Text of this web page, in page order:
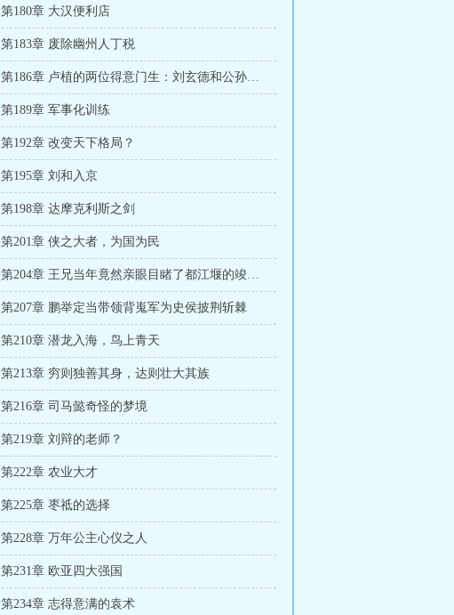
第180章 大汉便利店
第183章 废除幽州人丁税
第186章 卢植的两位得意门生：刘玄德和公孙伯圭
第189章 军事化训练
第192章 改变天下格局？
第195章 刘和入京
第198章 达摩克利斯之剑
第201章 侠之大者，为国为民
第204章 王兄当年竟然亲眼目睹了都江堰的竣工？
第207章 鹏举定当带领背嵬军为史侯披荆斩棘
第210章 潜龙入海，鸟上青天
第213章 穷则独善其身，达则壮大其族
第216章 司马懿奇怪的梦境
第219章 刘辩的老师？
第222章 农业大才
第225章 枣祗的选择
第228章 万年公主心仪之人
第231章 欧亚四大强国
第234章 志得意满的袁术